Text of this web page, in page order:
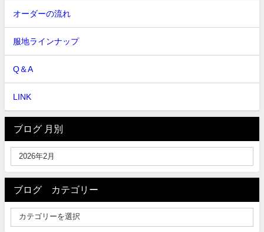
オーダーの流れ
服地ラインナップ
Q＆A
LINK
ブログ 月別
ブログ カテゴリー